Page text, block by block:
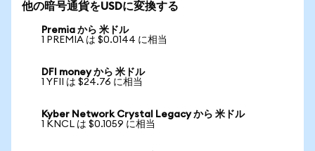
他の暗号通貨をUSDに変換する
Premia から 米ドル
1 PREMIA は $0.0144 に相当
DFI money から 米ドル
1 YFII は $24.76 に相当
Kyber Network Crystal Legacy から 米ドル
1 KNCL は $0.1059 に相当